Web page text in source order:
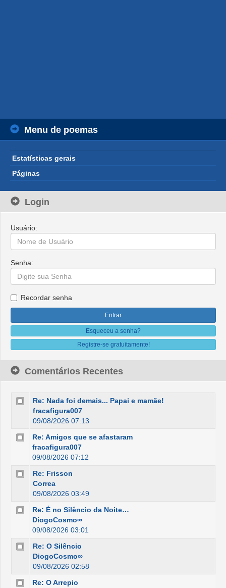
Menu de poemas
Estatísticas gerais
Páginas
Login
Usuário:
Senha:
Recordar senha
Esqueceu a senha?
Registre-se gratuitamente!
Comentários Recentes
Re: Nada foi demais... Papai e mamãe!
fracafigura007
09/08/2026 07:13
Re: Amigos que se afastaram
fracafigura007
09/08/2026 07:12
Re: Frisson
Correa
09/08/2026 03:49
Re: É no Silêncio da Noite…
DiogoCosmo∞
09/08/2026 03:01
Re: O Silêncio
DiogoCosmo∞
09/08/2026 02:58
Re: O Arrepio